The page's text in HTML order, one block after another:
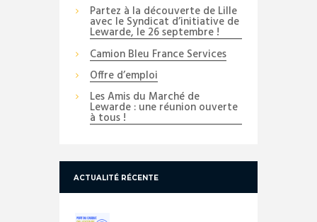
Partez à la découverte de Lille
avec le Syndicat d’initiative de
Lewarde, le 26 septembre !
Camion Bleu France Services
Offre d’emploi
Les Amis du Marché de
Lewarde : une réunion ouverte
à tous !
ACTUALITÉ RÉCENTE